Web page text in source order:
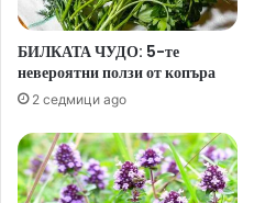
БИЛКАТА ЧУДО: 5-те
невероятни ползи от копъра
2 седмици ago